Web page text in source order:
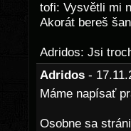
tofi: Vysvětli mi
Akorát bereš
Adridos: Jsi
Adridos -
Máme napísať
Osobne sa